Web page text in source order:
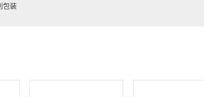
包装